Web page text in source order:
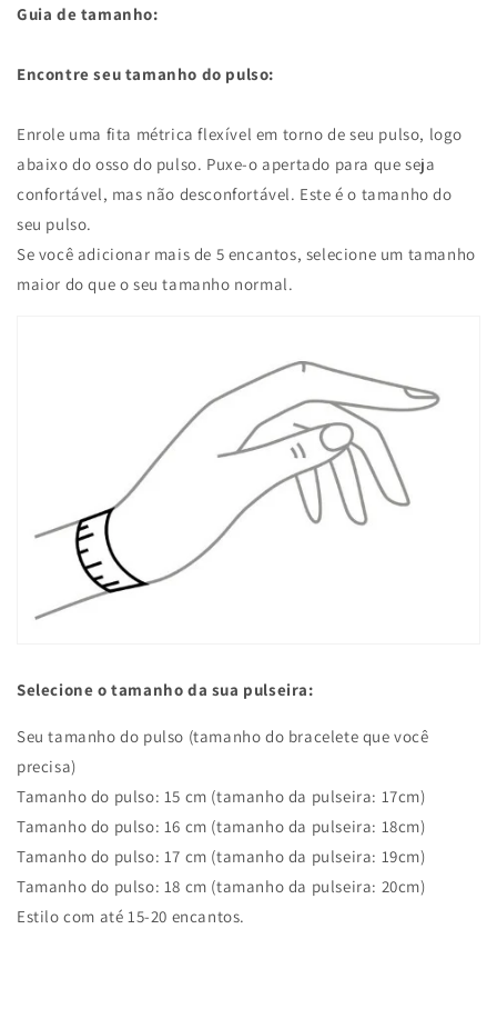
Guia de tamanho:
Encontre seu tamanho do pulso:
Enrole uma fita métrica flexível em torno de seu pulso, logo
abaixo do osso do pulso. Puxe-o apertado para que seja
confortável, mas não desconfortável. Este é o tamanho do
seu pulso.
Se você adicionar mais de 5 encantos, selecione um tamanho
maior do que o seu tamanho normal.
Selecione o tamanho da sua pulseira:
Seu tamanho do pulso (tamanho do bracelete que você
precisa)
Tamanho do pulso: 15 cm (tamanho da pulseira: 17cm)
Tamanho do pulso: 16 cm (tamanho da pulseira: 18cm)
Tamanho do pulso: 17 cm (tamanho da pulseira: 19cm)
Tamanho do pulso: 18 cm (tamanho da pulseira: 20cm)
Estilo com até 15-20 encantos.